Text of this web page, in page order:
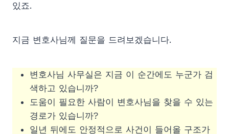
있죠.
지금 변호사님께 질문을 드려보겠습니다.
변호사님 사무실은 지금 이 순간에도 누군가 검
색하고 있습니까?
도움이 필요한 사람이 변호사님을 찾을 수 있는
경로가 있습니까?
일년 뒤에도 안정적으로 사건이 들어올 구조가